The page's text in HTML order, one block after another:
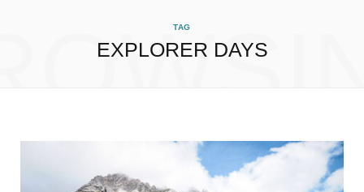
TAG
EXPLORER DAYS